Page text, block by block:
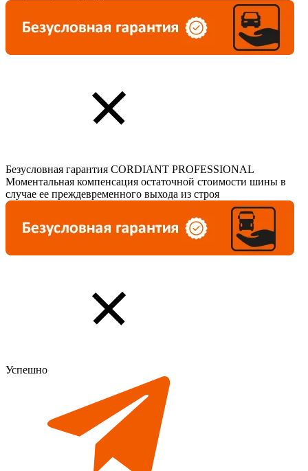
Безусловная гарантия CORDIANT PROFESSIONAL
Моментальная компенсация остаточной стоимости шины в
случае ее преждевременного выхода из строя
Успешно